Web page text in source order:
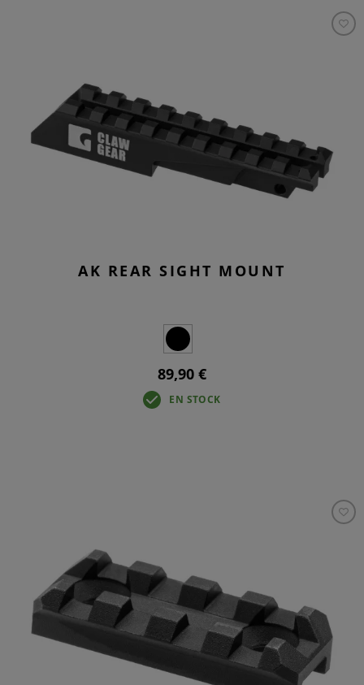
AK REAR SIGHT MOUNT
89,90 €
EN STOCK